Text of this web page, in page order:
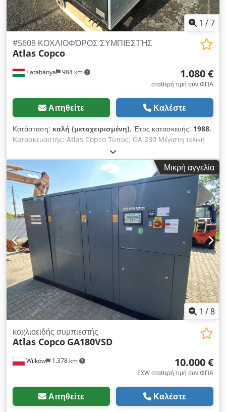
1 /7
Tatabánya 984 km
#5608 ΚΟΧΛΙΟΦΌΡΟΣ ΣΥΜΠΙΕΣΤΉΣ
Atlas Copco
1.080 €
σταθερή τιμή συν ΦΠΑ
Αιτηθείτε Καλέστε
Κατάσταση: καλή (μεταχειρισμένη), Έτος κατασκευής: 1988,
Κατασκευαστής: Atlas Copco Τύπος: GA 230 Μέγιστη τελική
πίεση: 13 bar Dedpfxjhyglao Am Dekr Ελεύθερη παροχή
αέρα: 50 l/sec Ισχύς κινητήρα: 30 kW Μέγιστη ταχύτητα: 1500
rpm
Μικρή αγγελία
1 /8
Wilków 1.378 km
κοχλιοειδής συμπιεστής
Atlas Copco GA180VSD
10.000 €
EXW σταθερή τιμή συν ΦΠΑ
Αιτηθείτε Καλέστε